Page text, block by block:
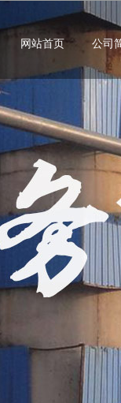
网站首页 公司